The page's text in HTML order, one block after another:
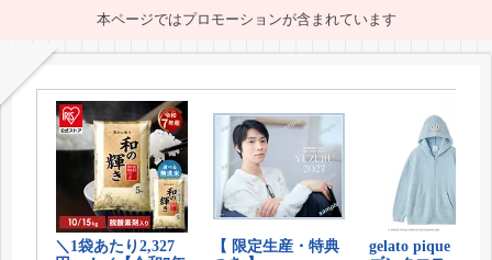
本ページではプロモーションが含まれています